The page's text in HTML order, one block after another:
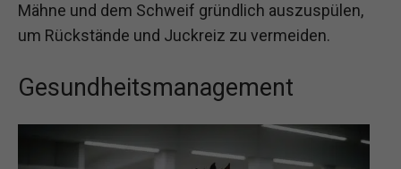
Mähne und dem Schweif gründlich auszuspülen,
um Rückstände und Juckreiz zu vermeiden.
Gesundheitsmanagement